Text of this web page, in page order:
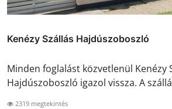
Kenézy Szállás Hajdúszoboszló
Minden foglalást közvetlenül Kenézy
Hajdúszoboszló igazol vissza. A
2319 megtekintés